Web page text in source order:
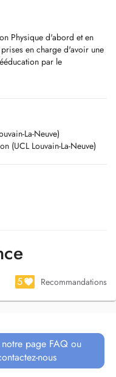
Physique d'abord et en
en charge d'avoir une
par le
je continue à me
en charges variées.
suivantes, au cabinet:
DE CHOC
La-Neuve)
(UCL Louvain-La-Neuve)
5 Recommandations
page FAQ ou
nous